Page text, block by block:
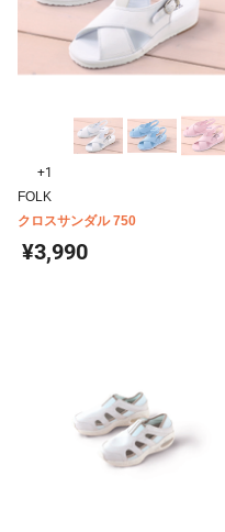
+1
FOLK
クロスサンダル 750
¥3,990